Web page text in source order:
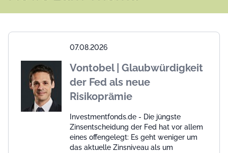
07.08.2026
Vontobel | Glaubwürdigkeit
der Fed als neue
Risikoprämie
Investmentfonds.de - Die jüngste
Zinsentscheidung der Fed hat vor allem
eines offengelegt: Es geht weniger um
das aktuelle Zinsniveau als um